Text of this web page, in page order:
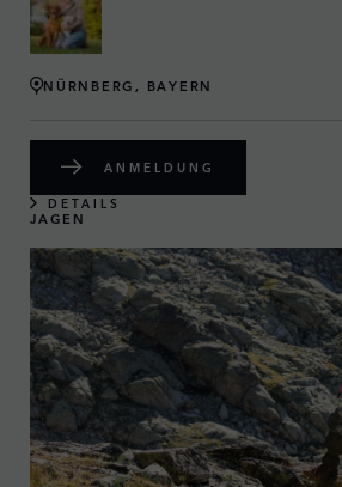
NÜRNBERG, BAYERN
ANMELDUNG
DETAILS
JAGEN